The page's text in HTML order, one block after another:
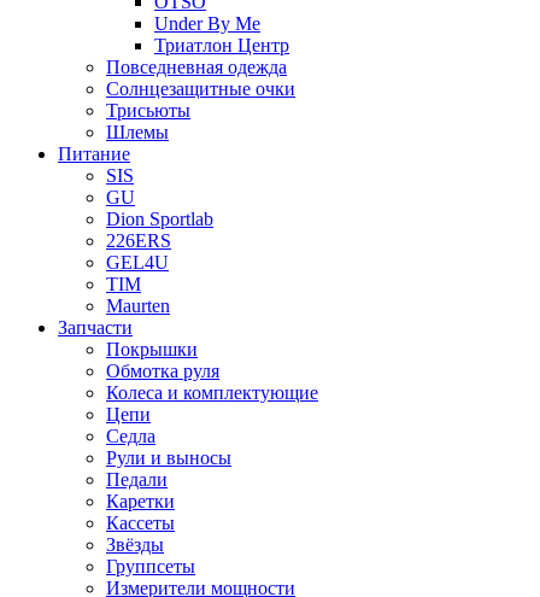
Under By Me
Триатлон Центр
Повседневная одежда
Солнцезащитные очки
Трисьюты
Шлемы
Питание
SIS
GU
Dion Sportlab
226ERS
GEL4U
TIM
Maurten
Запчасти
Покрышки
Обмотка руля
Колеса и комплектующие
Цепи
Седла
Рули и выносы
Педали
Каретки
Кассеты
Звёзды
Группсеты
Измерители мощности